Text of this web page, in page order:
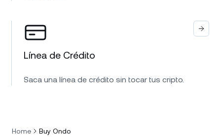
Línea de Crédito
Saca una línea de crédito sin tocar tus cripto.
Home Buy Ondo